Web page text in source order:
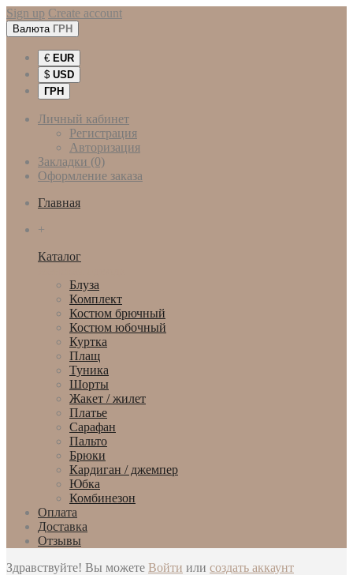
Sign up Create account
Валюта ГРН
€ EUR
$ USD
ГРН
Личный кабинет
Регистрация
Авторизация
Закладки (0)
Оформление заказа
Главная
+
Каталог
Блуза
Комплект
Костюм брючный
Костюм юбочный
Куртка
Плащ
Туника
Шорты
Жакет / жилет
Платье
Сарафан
Пальто
Брюки
Кардиган / джемпер
Юбка
Комбинезон
Оплата
Доставка
Отзывы
Здравствуйте! Вы можете Войти или создать аккаунт